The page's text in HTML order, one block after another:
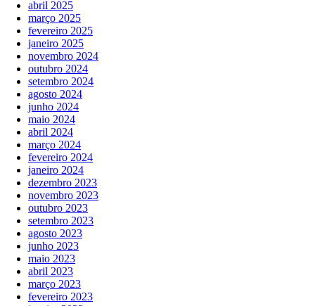
abril 2025
março 2025
fevereiro 2025
janeiro 2025
novembro 2024
outubro 2024
setembro 2024
agosto 2024
junho 2024
maio 2024
abril 2024
março 2024
fevereiro 2024
janeiro 2024
dezembro 2023
novembro 2023
outubro 2023
setembro 2023
agosto 2023
junho 2023
maio 2023
abril 2023
março 2023
fevereiro 2023